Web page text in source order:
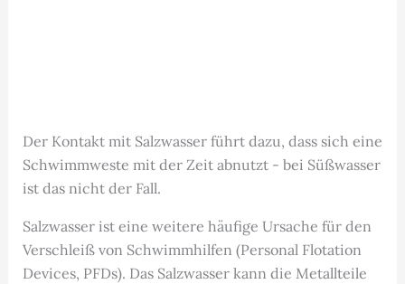
Der Kontakt mit Salzwasser führt dazu, dass sich eine
Schwimmweste mit der Zeit abnutzt - bei Süßwasser
ist das nicht der Fall.
Salzwasser ist eine weitere häufige Ursache für den
Verschleiß von Schwimmhilfen (Personal Flotation
Devices, PFDs). Das Salzwasser kann die Metallteile